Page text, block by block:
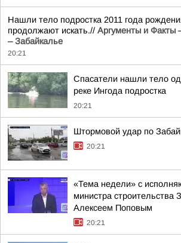
Нашли тело подростка 2011 года
продолжают искать.// Аргументы и Факты
– Забайкалье
20:21
Спасатели нашли тело
реке Ингода подростка
20:21
Штормовой удар по
20:21
«Тема недели» с
министра строительства
Алексеем Поповым
20:21